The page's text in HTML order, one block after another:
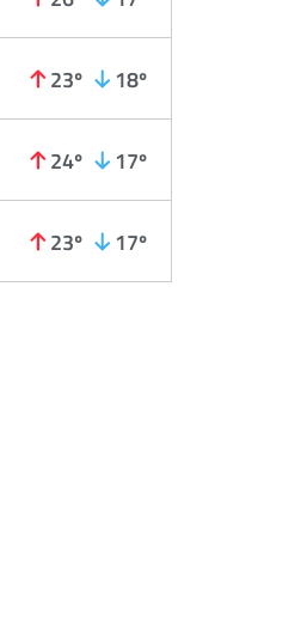
23º 18º
24º 17º
23º 17º